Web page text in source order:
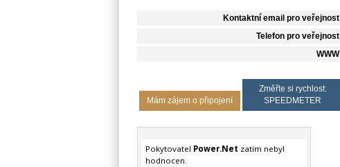
Kontaktní email pro veřejnost
Telefon pro veřejnost
WWW
Mám zájem o připojení
Změřte si rychlost:
SPEEDMETER
Pokytovatel Power.Net zatím nebyl
hodnocen.